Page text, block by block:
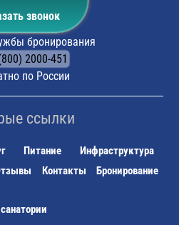
звонок
бронирования
2000-451
по России
ссылки
Питание
Инфраструктура
Контакты Бронирование